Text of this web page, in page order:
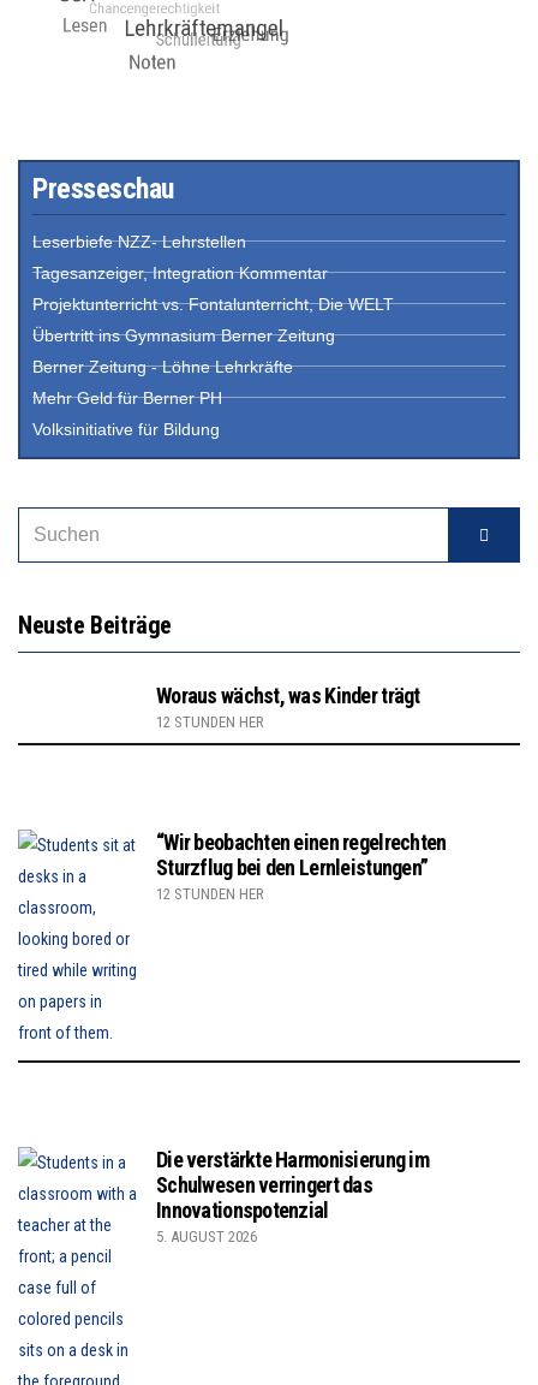
Presseschau
Leserbiefe NZZ- Lehrstellen
Tagesanzeiger, Integration Kommentar
Projektunterricht vs. Fontalunterricht, Die WELT
Übertritt ins Gymnasium Berner Zeitung
Berner Zeitung - Löhne Lehrkräfte
Mehr Geld für Berner PH
Volksinitiative für Bildung
Neuste Beiträge
Woraus wächst, was Kinder trägt
12 STUNDEN HER
“Wir beobachten einen regelrechten
Sturzflug bei den Lernleistungen”
12 STUNDEN HER
Die verstärkte Harmonisierung im
Schulwesen verringert das
Innovationspotenzial
5. AUGUST 2026